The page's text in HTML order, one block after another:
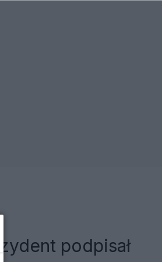
podpisał